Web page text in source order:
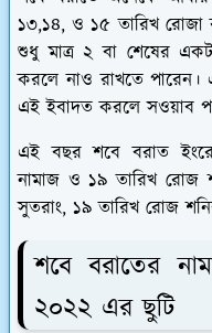
১৩,১৪, ও ১৫ তারিখ রোজা
শুধু মাত্র ২ বা শেষের
করলে নাও রাখতে
এই ইবাদত করলে সওয়াব
এই বছর শবে বরাত
নামাজ ও ১৯ তারিখ রোজ
সুতরাং, ১৯ তারিখ রোজ
শবে বরাতের
২০২২ এর ছুটি